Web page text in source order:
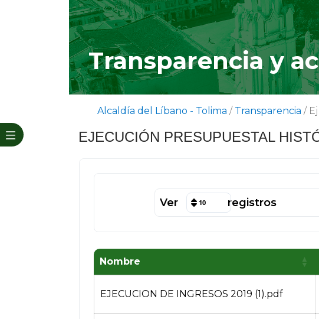
Transparencia y
Alcaldía del Líbano - Tolima / Transparencia /
EJECUCIÓN PRESUPUESTAL
Ver 10 registros
Nombre
EJECUCION DE INGRESOS 2019 (1).pdf